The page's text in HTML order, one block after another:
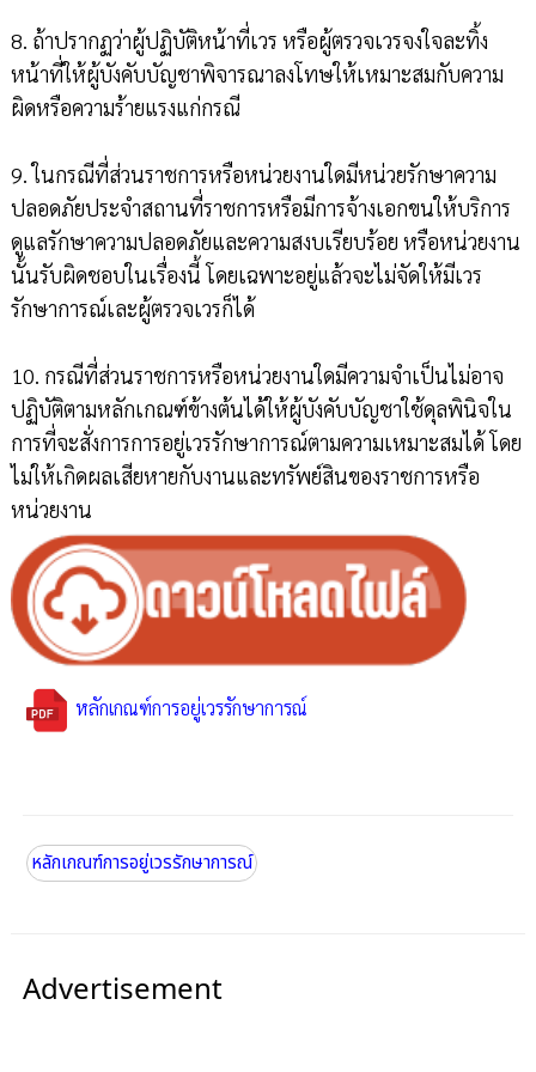
8. ถ้าปรากฏว่าผู้ปฏิบัติหน้าที่เวร หรือผู้ตรวจเวรจงใจละทิ้ง
หน้าที่ให้ผู้บังคับบัญชาพิจารณาลงโทษให้เหมาะสมกับความ
ผิดหรือความร้ายแรงแก่กรณี
9. ในกรณีที่ส่วนราชการหรือหน่วยงานใดมีหน่วยรักษาความ
ปลอดภัยประจำสถานที่ราชการหรือมีการจ้างเอกขนให้บริการ
ดูแลรักษาความปลอดภัยและความสงบเรียบร้อย หรือหน่วยงาน
นั้นรับผิดชอบในเรื่องนี้ โดยเฉพาะอยู่แล้วจะไม่จัดให้มีเวร
รักษาการณ์เละผู้ตรวจเวรก็ได้
10. กรณีที่ส่วนราชการหรือหน่วยงานใดมีความจำเป็นไม่อาจ
ปฏิบัติตามหลักเกณฑ์ข้างต้นได้ให้ผู้บังคับบัญชาใช้ดุลพินิจใน
การที่จะสั่งการการอยู่เวรรักษาการณ์ตามความเหมาะสมได้ โดย
ไม่ให้เกิดผลเสียหายกับงานและทรัพย์สินของราชการหรือ
หน่วยงาน
หลักเกณฑ์การอยู่เวรรักษาการณ์
หลักเกณฑ์การอยู่เวรรักษาการณ์
Advertisement